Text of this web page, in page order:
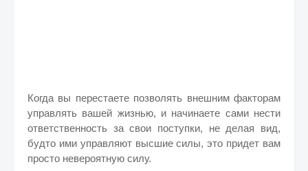
Когда вы перестаете позволять внешним факторам
управлять вашей жизнью, и начинаете сами нести
ответственность за свои поступки, не делая вид,
будто ими управляют высшие силы, это придет вам
просто невероятную силу.